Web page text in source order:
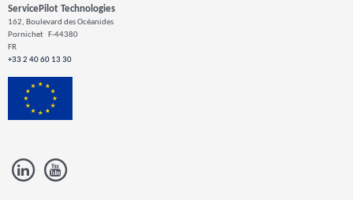
ServicePilot Technologies
162, Boulevard des Océanides
Pornichet
F-44380
FR
+33 2 40 60 13 30